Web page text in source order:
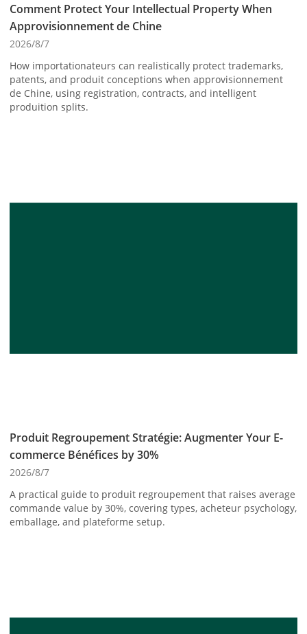
Comment Protect Your Intellectual Property When
Approvisionnement de Chine
2026/8/7
How importationateurs can realistically protect trademarks,
patents, and produit conceptions when approvisionnement
de Chine, using registration, contracts, and intelligent
produition splits.
Produit Regroupement Stratégie: Augmenter Your E-
commerce Bénéfices by 30%
2026/8/7
A practical guide to produit regroupement that raises average
commande value by 30%, covering types, acheteur psychology,
emballage, and plateforme setup.